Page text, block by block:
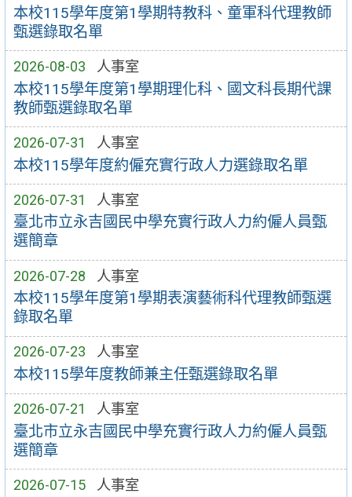
本校115學年度第1學期特教科、童軍科代理教師
甄選錄取名單
2026-08-03 人事室
本校115學年度第1學期理化科、國文科長期代課
教師甄選錄取名單
2026-07-31 人事室
本校115學年度約僱充實行政人力選錄取名單
2026-07-31 人事室
臺北市立永吉國民中學充實行政人力約僱人員甄
選簡章
2026-07-28 人事室
本校115學年度第1學期表演藝術科代理教師甄選
錄取名單
2026-07-23 人事室
本校115學年度教師兼主任甄選錄取名單
2026-07-21 人事室
臺北市立永吉國民中學充實行政人力約僱人員甄
選簡章
2026-07-15 人事室